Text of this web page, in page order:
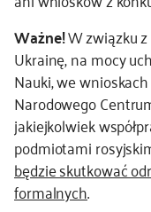
Ważne!W związku
Ukrainę, na mocy
Nauki, we
Narodowego
jakiejkolwiek
podmiotami
będzie skutkować
formalnych.